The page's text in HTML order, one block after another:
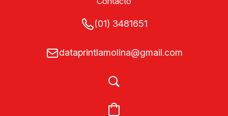
(01) 3481651
dataprintlamolina@gmail.com